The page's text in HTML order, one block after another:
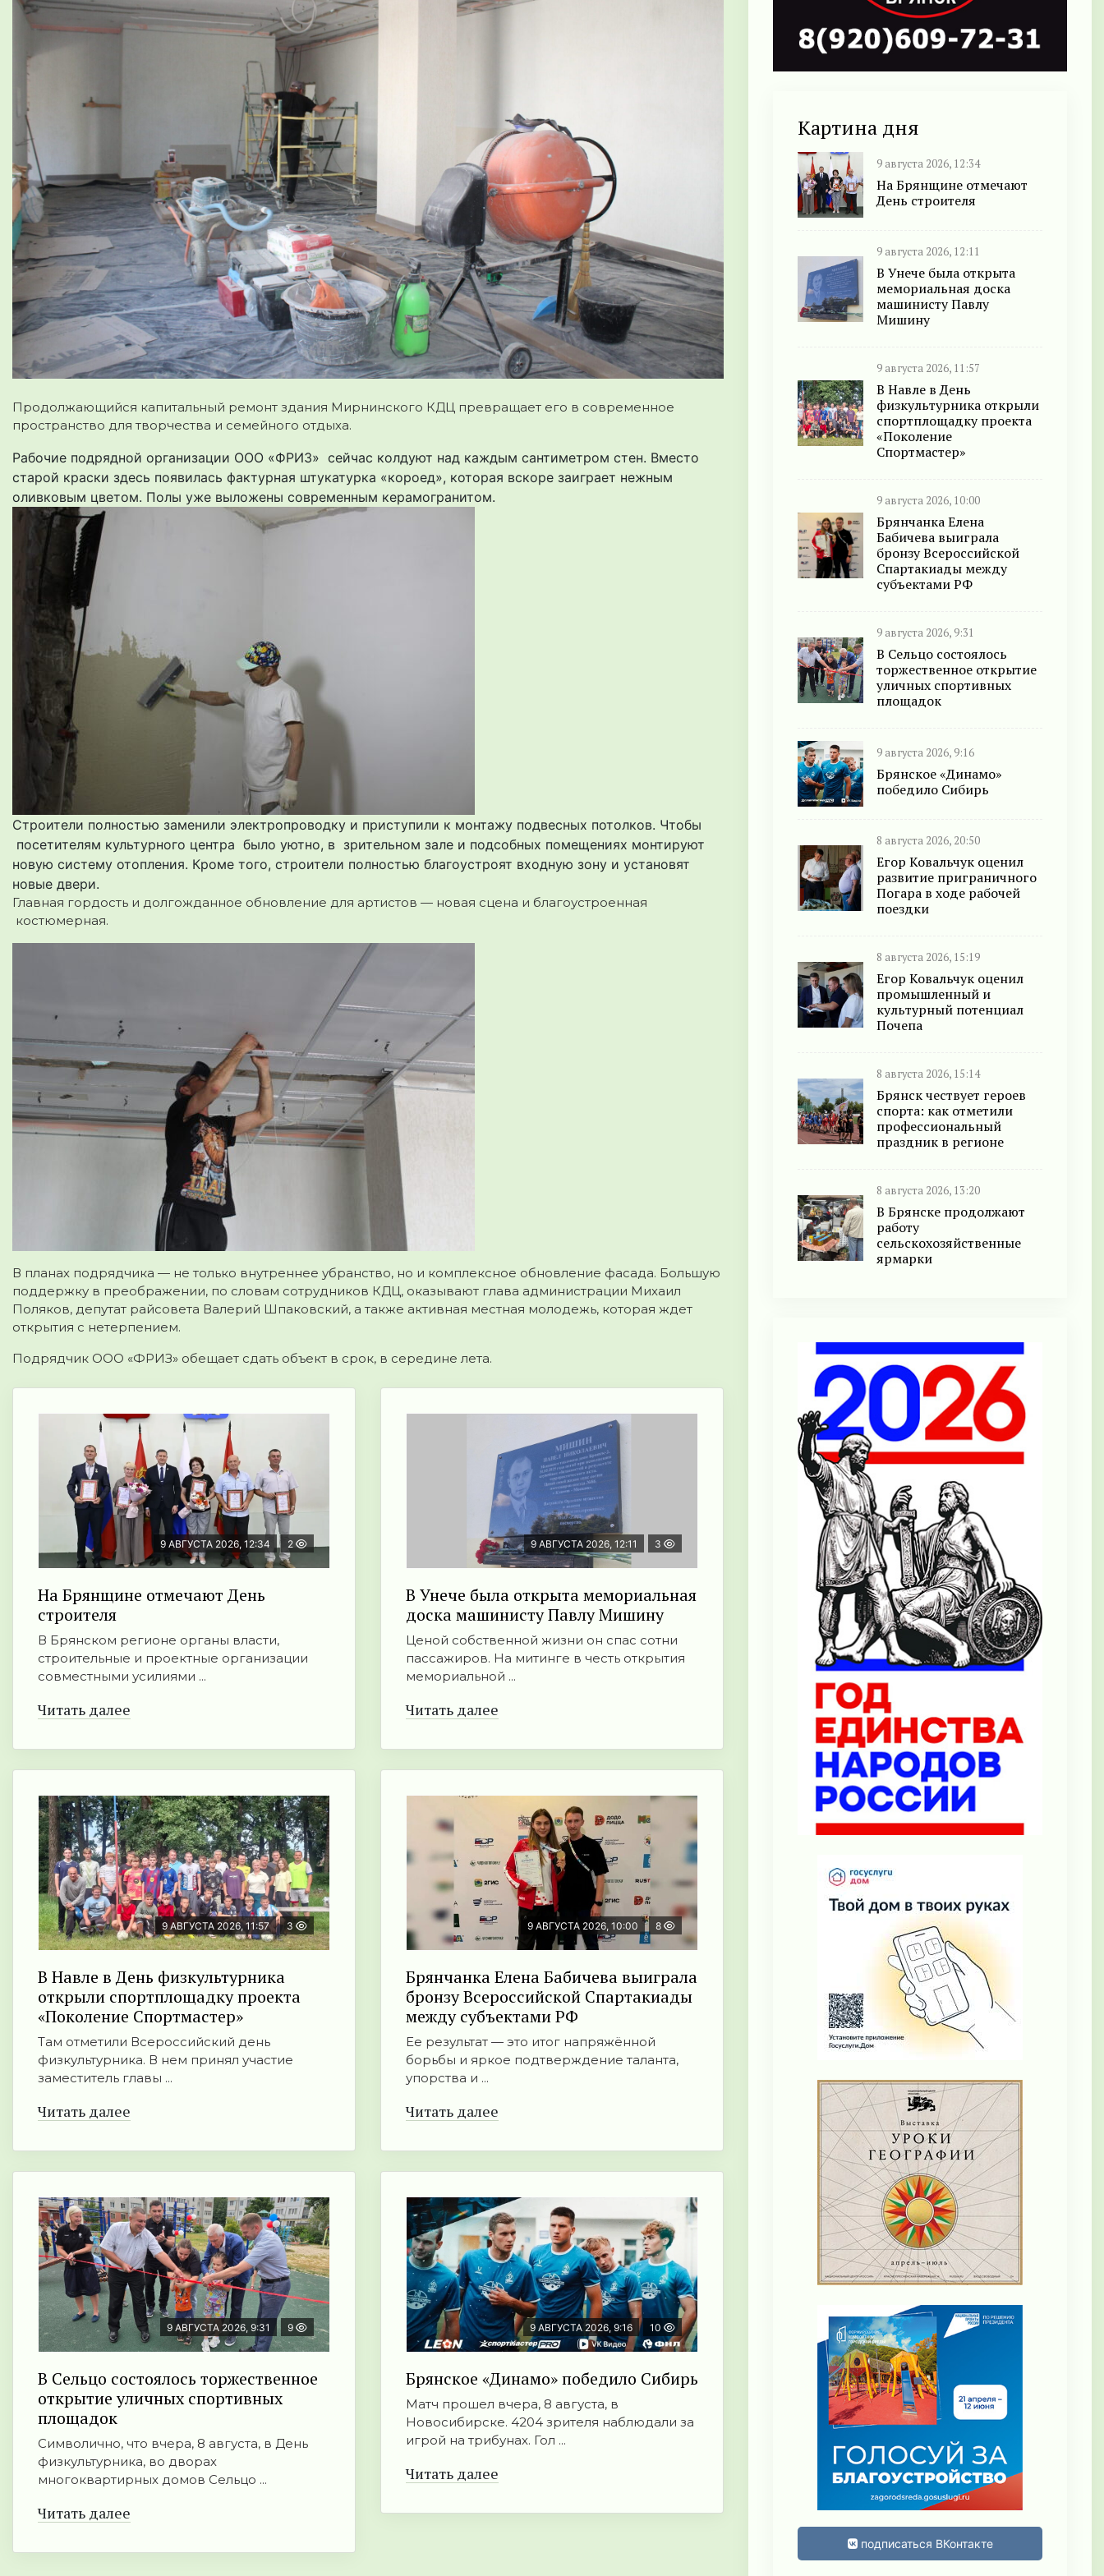
Продолжающийся капитальный ремонт здания Мирнинского КДЦ превращает его в современное
пространство для творчества и семейного отдыха.
Рабочие подрядной организации ООО «ФРИЗ» сейчас колдуют над каждым сантиметром стен. Вместо
старой краски здесь появилась фактурная штукатурка «короед», которая вскоре заиграет нежным
оливковым цветом. Полы уже выложены современным керамогранитом.
Строители полностью заменили электропроводку и приступили к монтажу подвесных потолков. Чтобы
посетителям культурного центра было уютно, в зрительном зале и подсобных помещениях монтируют
новую систему отопления. Кроме того, строители полностью благоустроят входную зону и установят
новые двери.
Главная гордость и долгожданное обновление для артистов — новая сцена и благоустроенная
костюмерная.
В планах подрядчика — не только внутреннее убранство, но и комплексное обновление фасада. Большую
поддержку в преображении, по словам сотрудников КДЦ, оказывают глава администрации Михаил
Поляков, депутат райсовета Валерий Шпаковский, а также активная местная молодежь, которая ждет
открытия с нетерпением.
Подрядчик ООО «ФРИЗ» обещает сдать объект в срок, в середине лета.
9 АВГУСТА 2026, 12:34 2
На Брянщине отмечают День
строителя
В Брянском регионе органы власти,
строительные и проектные организации
совместными усилиями ...
Читать далее
9 АВГУСТА 2026, 12:11 3
В Унече была открыта мемориальная
доска машинисту Павлу Мишину
Ценой собственной жизни он спас сотни
пассажиров. На митинге в честь открытия
мемориальной ...
Читать далее
9 АВГУСТА 2026, 11:57 3
В Навле в День физкультурника
открыли спортплощадку проекта
«Поколение Спортмастер»
Там отметили Всероссийский день
физкультурника. В нем принял участие
заместитель главы ...
Читать далее
9 АВГУСТА 2026, 10:00 8
Брянчанка Елена Бабичева выиграла
бронзу Всероссийской Спартакиады
между субъектами РФ
Ее результат — это итог напряжённой
борьбы и яркое подтверждение таланта,
упорства и ...
Читать далее
9 АВГУСТА 2026, 9:31 9
В Сельцо состоялось торжественное
открытие уличных спортивных
площадок
Символично, что вчера, 8 августа, в День
физкультурника, во дворах
многоквартирных домов Сельцо ...
Читать далее
9 АВГУСТА 2026, 9:16 10
Брянское «Динамо» победило Сибирь
Матч прошел вчера, 8 августа, в
Новосибирске. 4204 зрителя наблюдали за
игрой на трибунах. Гол ...
Читать далее
Картина дня
9 августа 2026, 12:34
На Брянщине отмечают
День строителя
9 августа 2026, 12:11
В Унече была открыта
мемориальная доска
машинисту Павлу
Мишину
9 августа 2026, 11:57
В Навле в День
физкультурника открыли
спортплощадку проекта
«Поколение
Спортмастер»
9 августа 2026, 10:00
Брянчанка Елена
Бабичева выиграла
бронзу Всероссийской
Спартакиады между
субъектами РФ
9 августа 2026, 9:31
В Сельцо состоялось
торжественное открытие
уличных спортивных
площадок
9 августа 2026, 9:16
Брянское «Динамо»
победило Сибирь
8 августа 2026, 20:50
Егор Ковальчук оценил
развитие приграничного
Погара в ходе рабочей
поездки
8 августа 2026, 15:19
Егор Ковальчук оценил
промышленный и
культурный потенциал
Почепа
8 августа 2026, 15:14
Брянск чествует героев
спорта: как отметили
профессиональный
праздник в регионе
8 августа 2026, 13:20
В Брянске продолжают
работу
сельскохозяйственные
ярмарки
подписаться ВКонтакте